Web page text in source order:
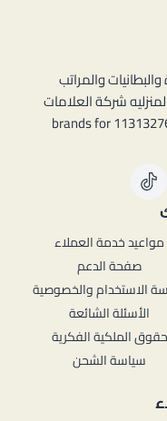
والمراتب
شركة العلامات
المنزلية للتجارة سجل تجاري رقم 1131327656 brands for
مواعيد خدمة العملاء
صفحة الدعم
الاستخدام والخصوصية
الأسئلة الشائعة
حقوق الملكية الفكرية
سياسة الشحن